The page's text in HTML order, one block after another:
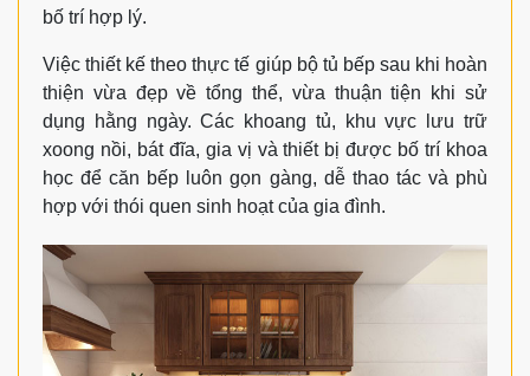
bố trí hợp lý.
Việc thiết kế theo thực tế giúp bộ tủ bếp sau khi hoàn
thiện vừa đẹp về tổng thể, vừa thuận tiện khi sử
dụng hằng ngày. Các khoang tủ, khu vực lưu trữ
xoong nồi, bát đĩa, gia vị và thiết bị được bố trí khoa
học để căn bếp luôn gọn gàng, dễ thao tác và phù
hợp với thói quen sinh hoạt của gia đình.